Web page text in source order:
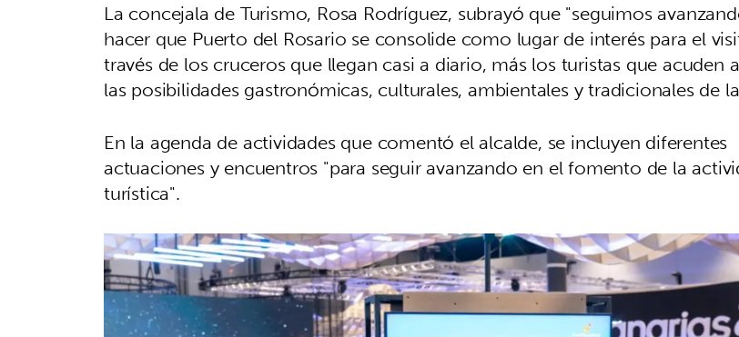
La concejala de Turismo, Rosa Rodríguez, subrayó que "seguimos
hacer que Puerto del Rosario se consolide como lugar de interés para el
través de los cruceros que llegan casi a diario, más los turistas que acuden
las posibilidades gastronómicas, culturales, ambientales y tradicionales de
En la agenda de actividades que comentó el alcalde, se incluyen diferentes
actuaciones y encuentros "para seguir avanzando en el fomento de la
turística".